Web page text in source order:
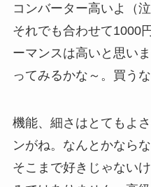
コンバーター高いよ（泣
それでも合わせて1000
ーマンスは高いと思い
ってみるかな～。買う
機能、細さはとてもよ
ンがね。なんとかなら
そこまで好きじゃない